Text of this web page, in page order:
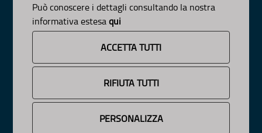
Può conoscere i dettagli consultando la nostra
informativa estesaqui
ACCETTA TUTTI
RIFIUTA TUTTI
PERSONALIZZA
Osservazioni CNAPI
Sviluppo Sostenibile
Decarbonizzazione
Pianeta Pulito per Tutti
INFORMAZIONE
News